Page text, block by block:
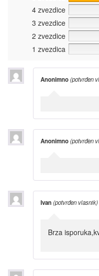
4 zvezdice
3 zvezdice
2 zvezdice
1 zvezdica
Anonimno(potvrđen
Anonimno(potvrđen
Ivan(potvrđen vlasnik)
Brza